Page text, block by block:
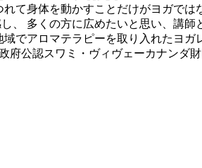
て身体を動かすことだけがヨガで
多くの方に広めたいと思い、講
でアロマテラピーを取り入れたヨ
公認スワミ・ヴィヴェーカナンダ